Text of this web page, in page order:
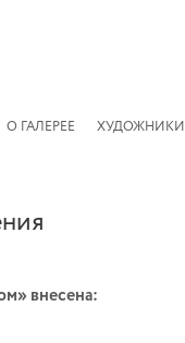
О ГАЛЕРЕЕ ХУДОЖНИКИ
внесена: